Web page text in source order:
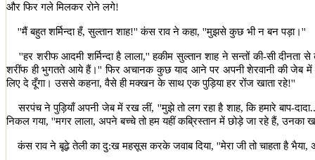
और फिर गले मिलकर रोने लगे!
''मैं बहुत शर्मिन्दा हँ,सुल्तान शाह!''कंस राव ने कहा, ''मुझसे कुछ भी न बन पड़ा।''
''हर शरीफ आदमी शर्मिन्दा है लाला,''हकीम सुल्तान शाह ने सन्तों की-सी दीनता
शरींफ ही भुगतते आये हैं।''फिर अचानक कुछ याद आने पर अपनी शेरवानी की जेब में
लिए दे दूँगा। उससे कहना,वैसे ही मक्खन के साथ एक पुड़िया हर रोंज खाता रहे!''
सरपंच ने पुड़ियाँ अपनी जेब में रख लीं, ''मुझे तो लग रहा है शाह,कि हमारे बाप-
निकल गया, ''मगर लाला, अपने बच्चे तो हम यहीं कब्रिस्तान में छोड़े जा रहे हैं,उनका
कंस राव ने बूढ़े तेली का दु:ख महसूस करके जवाब दिया, ''मेरा जी तो चाहता है भैया,